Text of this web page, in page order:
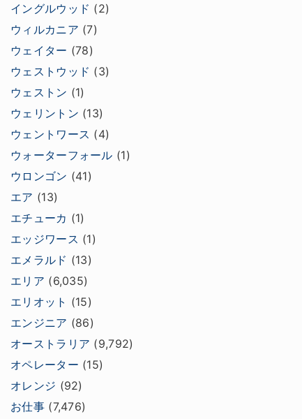
イングルウッド (2)
ウィルカニア (7)
ウェイター (78)
ウェストウッド (3)
ウェストン (1)
ウェリントン (13)
ウェントワース (4)
ウォーターフォール (1)
ウロンゴン (41)
エア (13)
エチューカ (1)
エッジワース (1)
エメラルド (13)
エリア (6,035)
エリオット (15)
エンジニア (86)
オーストラリア (9,792)
オペレーター (15)
オレンジ (92)
お仕事(7,476)